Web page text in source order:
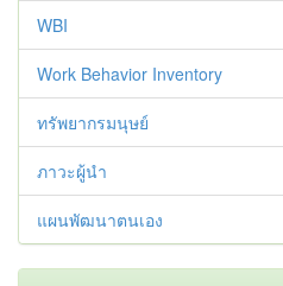
WBI
Work Behavior Inventory
ทรัพยากรมนุษย์
ภาวะผู้นำ
แผนพัฒนาตนเอง